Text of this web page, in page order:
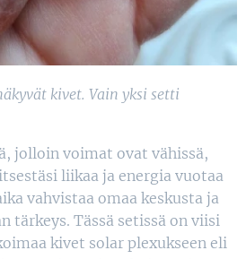
kivet. Vain yksi setti
jolloin voimat ovat vähissä,
liikaa ja energia vuotaa
vahvistaa omaa keskusta ja
tärkeys. Tässä setissä on viisi
kivet solar plexukseen eli